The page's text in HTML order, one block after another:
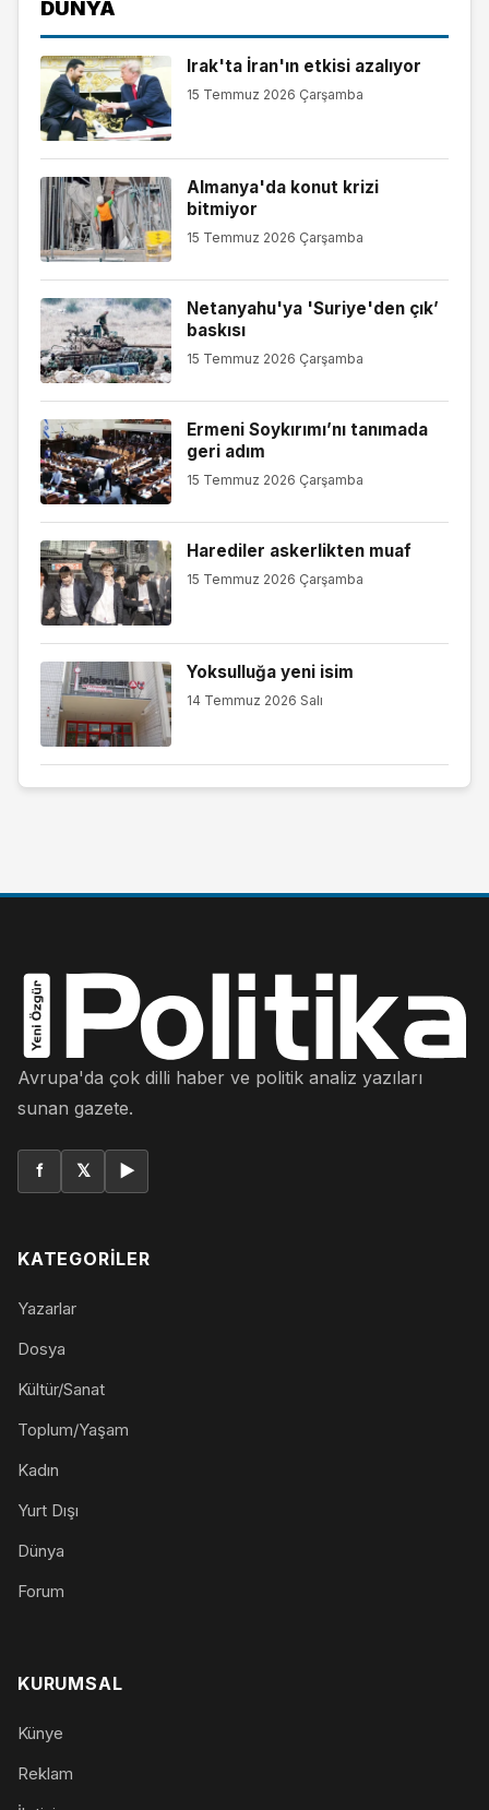
DÜNYA
Irak'ta İran'ın etkisi azalıyor
15 Temmuz 2026 Çarşamba
Almanya'da konut krizi
bitmiyor
15 Temmuz 2026 Çarşamba
Netanyahu'ya 'Suriye'den çık’
baskısı
15 Temmuz 2026 Çarşamba
Ermeni Soykırımı’nı tanımada
geri adım
15 Temmuz 2026 Çarşamba
Harediler askerlikten muaf
15 Temmuz 2026 Çarşamba
Yoksulluğa yeni isim
14 Temmuz 2026 Salı
Avrupa'da çok dilli haber ve politik analiz yazıları
sunan gazete.
f 𝕏 ▶
KATEGORILER
Yazarlar
Dosya
Kültür/Sanat
Toplum/Yaşam
Kadın
Yurt Dışı
Dünya
Forum
KURUMSAL
Künye
Reklam